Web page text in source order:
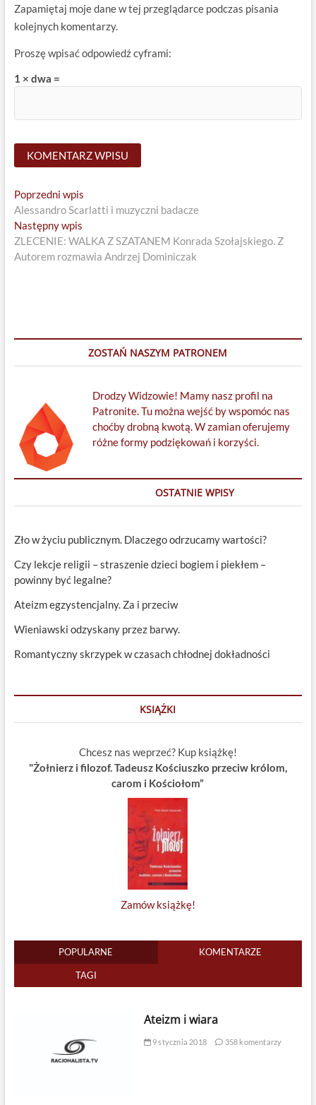
Zapamiętaj moje dane w tej przeglądarce podczas pisania
kolejnych komentarzy.
Proszę wpisać odpowiedź cyframi:
1 × dwa =
Nawigacja
wpisu
Poprzedni wpisPrevious
post:
Alessandro Scarlatti i muzyczni badacze
Następny wpisNext
post:
ZLECENIE: WALKA Z SZATANEM Konrada Szołajskiego. Z
Autorem rozmawia Andrzej Dominiczak
ZOSTAŃ NASZYM PATRONEM
Drodzy Widzowie! Mamy nasz profil na
Patronite. Tu można wejść by wspomóc nas
choćby drobną kwotą. W zamian oferujemy
różne formy podziękowań i korzyści.
OSTATNIE WPISY
Zło w życiu publicznym. Dlaczego odrzucamy wartości?
Czy lekcje religii – straszenie dzieci bogiem i piekłem –
powinny być legalne?
Ateizm egzystencjalny. Za i przeciw
Wieniawski odzyskany przez barwy.
Romantyczny skrzypek w czasach chłodnej dokładności
KSIĄŻKI
Chcesz nas weprzeć? Kup książkę!
"Żołnierz i filozof. Tadeusz Kościuszko przeciw królom,
carom i Kościołom”
Zamów książkę!
POPULARNE KOMENTARZE
TAGI
Ateizm i wiara
9 stycznia 2018 358 komentarzy